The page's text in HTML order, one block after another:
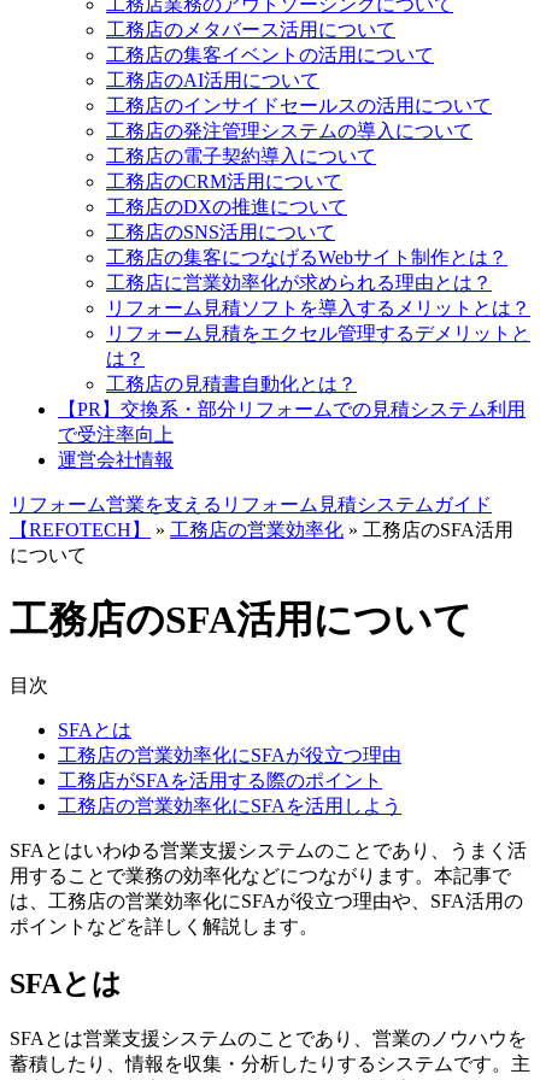
工務店業務のアウトソーシングについて
工務店のメタバース活用について
工務店の集客イベントの活用について
工務店のAI活用について
工務店のインサイドセールスの活用について
工務店の発注管理システムの導入について
工務店の電子契約導入について
工務店のCRM活用について
工務店のDXの推進について
工務店のSNS活用について
工務店の集客につなげるWebサイト制作とは？
工務店に営業効率化が求められる理由とは？
リフォーム見積ソフトを導入するメリットとは？
リフォーム見積をエクセル管理するデメリットと
は？
工務店の見積書自動化とは？
【PR】交換系・部分リフォームでの見積システム利用
で受注率向上
運営会社情報
リフォーム営業を支えるリフォーム見積システムガイド
【REFOTECH】
» 工務店の営業効率化 » 工務店のSFA活用
について
工務店のSFA活用について
目次
SFAとは
工務店の営業効率化にSFAが役立つ理由
工務店がSFAを活用する際のポイント
工務店の営業効率化にSFAを活用しよう
SFAとはいわゆる営業支援システムのことであり、うまく活
用することで業務の効率化などにつながります。本記事で
は、工務店の営業効率化にSFAが役立つ理由や、SFA活用の
ポイントなどを詳しく解説します。
SFAとは
SFAとは営業支援システムのことであり、 営業のノウハウを
蓄積したり、情報を収集・分析したりするシステムです。主